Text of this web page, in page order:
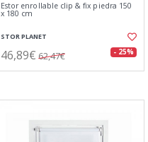
Estor enrollable clip & fix piedra 150
x 180 cm
STOR PLANET
46,89€ 62,47€ - 25%